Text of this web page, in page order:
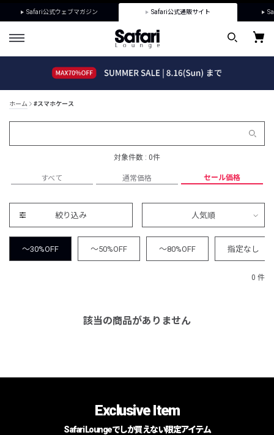
Safari公式ウェブマガジン Safari公式通販サイト
ホーム #スマホケース
対象件数 : 0件
すべて 通常価格 セール価格
絞り込み 人気順
～30%OFF ～50%OFF ～80%OFF 指定なし
0 件
該当の商品がありません
Exclusive Item
Safari Loungeでしか買えない限定アイテム